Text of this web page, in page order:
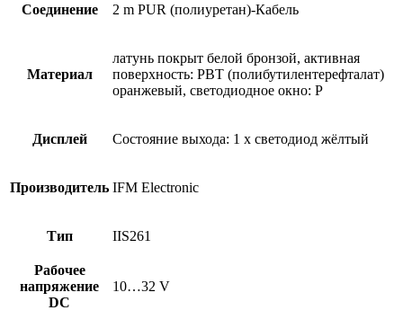
Соединение 2 m PUR (полиуретан)-Кабель
Материал
латунь покрыт белой бронзой, активная
поверхность: PBT (полибутилентерефталат)
оранжевый, светодиодное окно: P
Дисплей Состояние выхода: 1 x светодиод жёлтый
Производитель IFM Electronic
Тип IIS261
Рабочее
напряжение
DC
10…32 V